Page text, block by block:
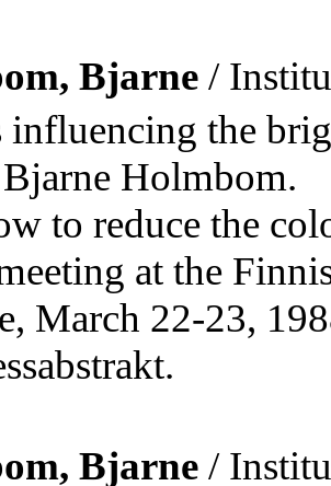
Bjarne /
influencing the
Holmbom.
to reduce the
at the
March 22-23,
Bjarne /